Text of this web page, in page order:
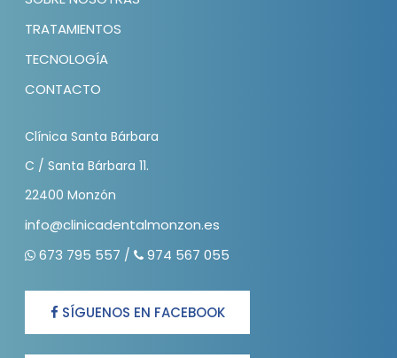
TRATAMIENTOS
TECNOLOGÍA
CONTACTO
Clínica Santa Bárbara
C / Santa Bárbara 11.
22400 Monzón
info@clinicadentalmonzon.es
673 795 557 / 974 567 055
SÍGUENOS EN FACEBOOK